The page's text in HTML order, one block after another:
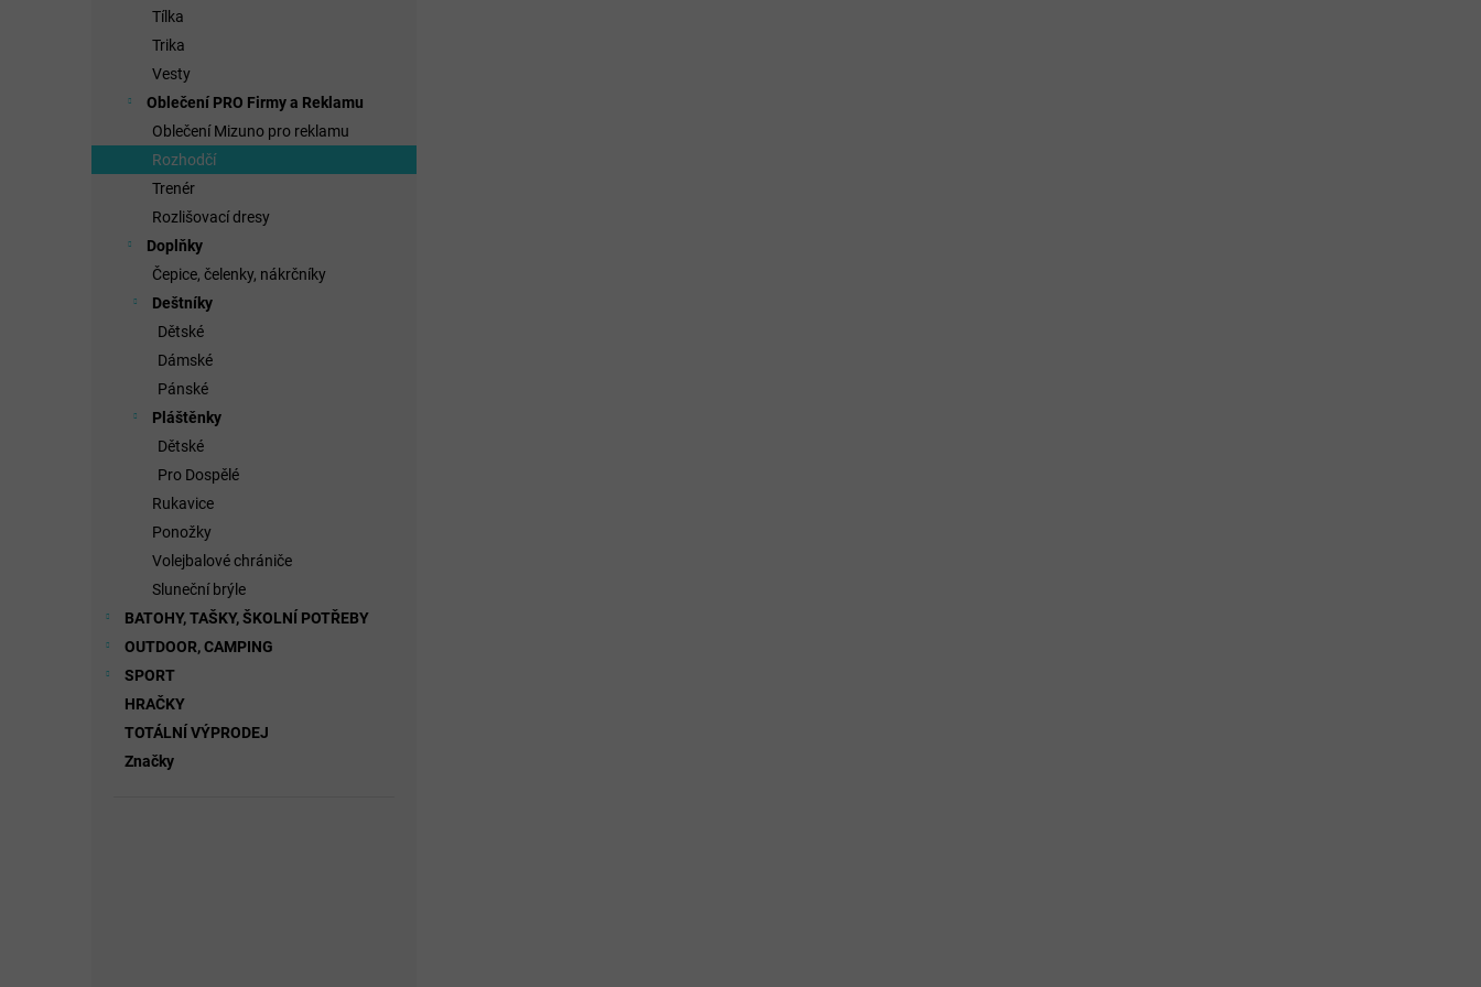
Tílka
Trika
Vesty
Oblečení PRO Firmy a Reklamu
Oblečení Mizuno pro reklamu
Rozhodčí
Trenér
Rozlišovací dresy
Doplňky
Čepice, čelenky, nákrčníky
Deštníky
Dětské
Dámské
Pánské
Pláštěnky
Dětské
Pro Dospělé
Rukavice
Ponožky
Volejbalové chrániče
Sluneční brýle
BATOHY, TAŠKY, ŠKOLNÍ POTŘEBY
OUTDOOR, CAMPING
SPORT
HRAČKY
TOTÁLNÍ VÝPRODEJ
Značky